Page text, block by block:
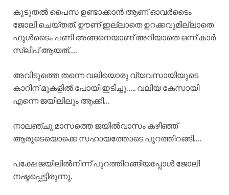
കൂടുതൽ പൈസ ഉണ്ടാക്കാൻ ആണ് ഓവർടൈം
ജോലി ചെയ്തത്. ഊണ് ഇല്ലാതെ ഉറക്കവുമില്ലാതെ
ഫുൾടൈം പണി അങ്ങനെയാണ് അറിയാതെ ഒന്ന് കാർ
സ്ലിപ് ആയത്….
അവിടുത്തെ തന്നെ വലിയൊരു വ്യവസായിയുടെ
കാറിന് മുകളിൽ പോയി ഇടിച്ചു….. വലിയ കേസായി
എന്നെ ജയിലിലും ആക്കി…
നാലഞ്ചു മാസത്തെ ജയിൽവാസം കഴിഞ്ഞ്
ആരുടെയൊക്കെ സഹായത്തോടെ പുറത്തിറങ്ങി….
പക്ഷേ ജയിലിൽനിന്ന് പുറത്തിറങ്ങിയപ്പോൾ ജോലി
നഷ്ടപ്പെട്ടിരുന്നു.